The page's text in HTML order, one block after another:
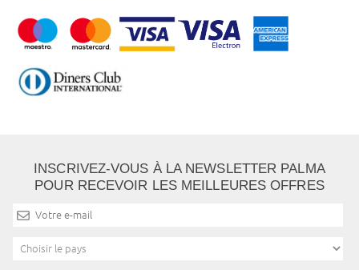
INSCRIVEZ-VOUS À LA NEWSLETTER PALMA
POUR RECEVOIR LES MEILLEURES OFFRES